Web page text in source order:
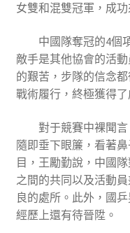
女雙和混雙冠軍，成功
中國隊奪冠的4個
敵手是其他協會的活
的艱苦，步隊的信念
戰術履行，終極獲得了
對于競賽中裸聞
隨即垂下眼簾，看著
目，王勵勤說，中國
之間的共同以及活動
良的處所。此外，國
經歷上還有待晉陞。